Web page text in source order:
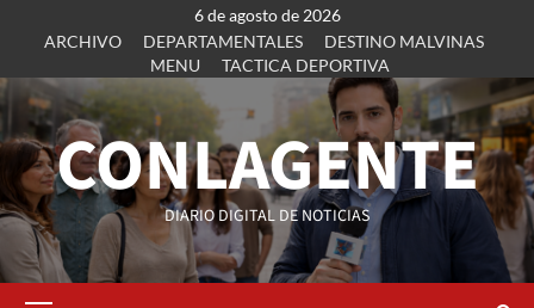
6 de agosto de 2026
ARCHIVO
DEPARTAMENTALES
DESTINO MALVINAS
MENU
TACTICA DEPORTIVA
CONLAGENTE
DIARIO DIGITAL DE NOTICIAS